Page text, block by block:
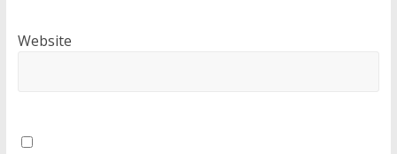
Website